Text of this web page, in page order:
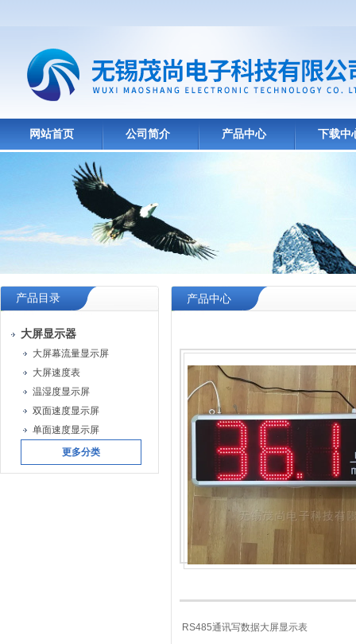
网站首页 公司简介 产品中心 下载中
产品目录
大屏显示器
大屏幕流量显示屏
大屏速度表
温湿度显示屏
双面速度显示屏
单面速度显示屏
更多分类
产品中心
RS485通讯写数据大屏显示表